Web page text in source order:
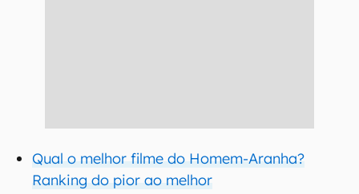
Qual o melhor filme do Homem-Aranha?
Ranking do pior ao melhor